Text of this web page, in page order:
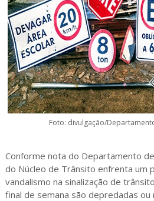
Foto: divulgação/
Conforme nota do Departamento
do Núcleo de Trânsito enfrenta um
vandalismo na sinalização de
final de semana são depredadas ou